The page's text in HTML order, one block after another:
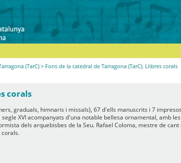
(TarC) > Fons de la catedral de Tarragona (TarC). Llibres corals
corals
graduals, himnaris i missals), 67 d'ells manuscrits i 7
XVI acompanyats d'una notable bellesa ornamental, amb
dels arquebisbes de la Seu. Rafael Coloma, mestre de